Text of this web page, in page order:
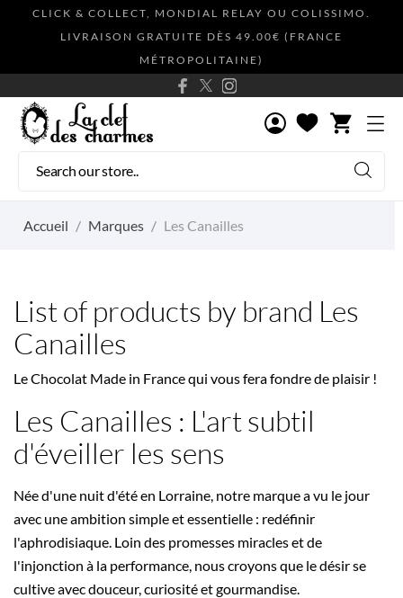
CLICK & COLLECT, MONDIAL RELAY OU COLISSIMO.
LIVRAISON GRATUITE DÈS 49.00€ (FRANCE
MÉTROPOLITAINE)
shopping_cart
Accueil Marques Les Canailles
List of products by brand Les
Canailles
Le Chocolat Made in France qui vous fera fondre de plaisir !
Les Canailles : L'art subtil
d'éveiller les sens
Née d'une nuit d'été en Lorraine, notre marque a vu le jour
avec une ambition simple et essentielle : redéfinir
l'aphrodisiaque. Loin des promesses miracles et de
l'injonction à la performance, nous croyons que le désir se
cultive avec douceur, curiosité et gourmandise.